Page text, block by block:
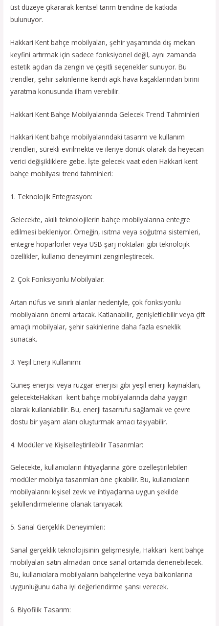
üst düzeye çıkararak kentsel tarım trendine de katkıda
bulunuyor.
Hakkari Kent bahçe mobilyaları, şehir yaşamında dış mekan
keyfini artırmak için sadece fonksiyonel değil, aynı zamanda
estetik açıdan da zengin ve çeşitli seçenekler sunuyor. Bu
trendler, şehir sakinlerine kendi açık hava kaçaklarından birini
yaratma konusunda ilham verebilir.
Hakkari Kent Bahçe Mobilyalarında Gelecek Trend Tahminleri
Hakkari Kent bahçe mobilyalarındaki tasarım ve kullanım
trendleri, sürekli evrilmekte ve ileriye dönük olarak da heyecan
verici değişikliklere gebe. İşte gelecek vaat eden Hakkari kent
bahçe mobilyası trend tahminleri:
1. Teknolojik Entegrasyon:
Gelecekte, akıllı teknolojilerin bahçe mobilyalarına entegre
edilmesi bekleniyor. Örneğin, ısıtma veya soğutma sistemleri,
entegre hoparlörler veya USB şarj noktaları gibi teknolojik
özellikler, kullanıcı deneyimini zenginleştirecek.
2. Çok Fonksiyonlu Mobilyalar:
Artan nüfus ve sınırlı alanlar nedeniyle, çok fonksiyonlu
mobilyaların önemi artacak. Katlanabilir, genişletilebilir veya çift
amaçlı mobilyalar, şehir sakinlerine daha fazla esneklik
sunacak.
3. Yeşil Enerji Kullanımı:
Güneş enerjisi veya rüzgar enerjisi gibi yeşil enerji kaynakları,
gelecekteHakkari kent bahçe mobilyalarında daha yaygın
olarak kullanılabilir. Bu, enerji tasarrufu sağlamak ve çevre
dostu bir yaşam alanı oluşturmak amacı taşıyabilir.
4. Modüler ve Kişiselleştirilebilir Tasarımlar:
Gelecekte, kullanıcıların ihtiyaçlarına göre özelleştirilebilen
modüler mobilya tasarımları öne çıkabilir. Bu, kullanıcıların
mobilyalarını kişisel zevk ve ihtiyaçlarına uygun şekilde
şekillendirmelerine olanak tanıyacak.
5. Sanal Gerçeklik Deneyimleri:
Sanal gerçeklik teknolojisinin gelişmesiyle, Hakkari kent bahçe
mobilyaları satın almadan önce sanal ortamda denenebilecek.
Bu, kullanıcılara mobilyaların bahçelerine veya balkonlarına
uygunluğunu daha iyi değerlendirme şansı verecek.
6. Biyofilik Tasarım: